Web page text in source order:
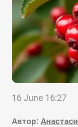
16 June 16:27
Автор: